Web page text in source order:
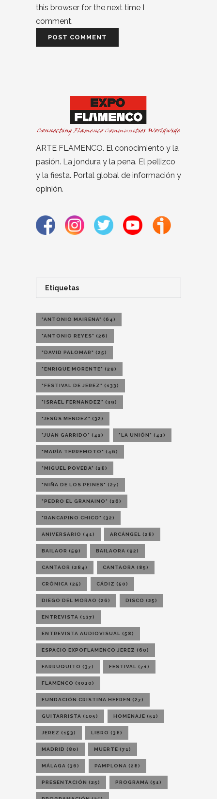
this browser for the next time I
comment.
ARTE FLAMENCO. El conocimiento y la
pasión. La jondura y la pena. El pellizco
y la fiesta. Portal global de información y
opinión.
Etiquetas
"ANTONIO MAIRENA" (64)
"ANTONIO REYES" (26)
"DAVID PALOMAR" (25)
"ENRIQUE MORENTE" (29)
"FESTIVAL DE JEREZ" (133)
"ISRAEL FERNANDEZ" (39)
"JESÚS MÉNDEZ" (32)
"JUAN GARRIDO" (42) "LA UNIÓN" (41)
"MARÍA TERREMOTO" (46)
"MIGUEL POVEDA" (28)
"NIÑA DE LOS PEINES" (27)
"PEDRO EL GRANAINO" (26)
"RANCAPINO CHICO" (32)
ANIVERSARIO (41) ARCÁNGEL (28)
BAILAOR (59) BAILAORA (92)
CANTAOR (284) CANTAORA (85)
CRÓNICA (25) CÁDIZ (50)
DIEGO DEL MORAO (26) DISCO (25)
ENTREVISTA (137)
ENTREVISTA AUDIOVISUAL (58)
ESPACIO EXPOFLAMENCO JEREZ (60)
FARRUQUITO (37) FESTIVAL (71)
FLAMENCO (3010)
FUNDACIÓN CRISTINA HEEREN (27)
GUITARRISTA (105) HOMENAJE (51)
JEREZ (153) LIBRO (38)
MADRID (80) MUERTE (71)
MÁLAGA (36) PAMPLONA (28)
PRESENTACIÓN (25) PROGRAMA (51)